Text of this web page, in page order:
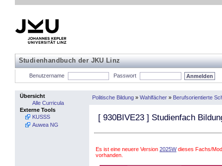
Studienhandbuch der JKU Linz
Benutzername Passwort
Übersicht
Alle Curricula
Externe Tools
KUSSS
Auwea NG
Politische Bildung » Wahlfächer » Berufsorientierte
[ 930BIVE23 ] Studienfach
Es ist eine neuere Version 2025Wdieses Fachs/
vorhanden.